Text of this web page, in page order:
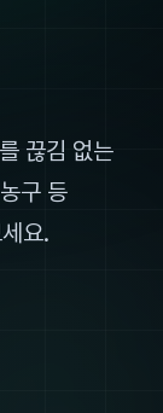
끊김 없는
구 등
요.